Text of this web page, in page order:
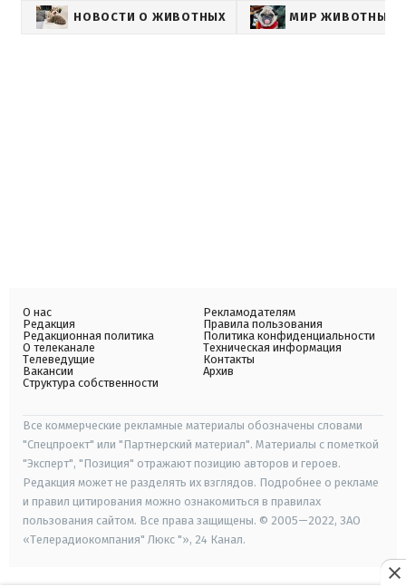
НОВОСТИ О ЖИВОТНЫХ МИР ЖИВОТНЫХ
О нас
Редакция
Редакционная политика
О телеканале
Телеведущие
Вакансии
Структура собственности
Рекламодателям
Правила пользования
Политика конфиденциальности
Техническая информация
Контакты
Архив
Все коммерческие рекламные материалы обозначены словами
"Спецпроект" или "Партнерский материал". Материалы с пометкой
"Эксперт", "Позиция" отражают позицию авторов и героев.
Редакция может не разделять их взглядов. Подробнее о рекламе
и правил цитирования можно ознакомиться в правилах
пользования сайтом. Все права защищены. © 2005—2022, ЗАО
«Телерадиокомпания" Люкс "», 24 Канал.